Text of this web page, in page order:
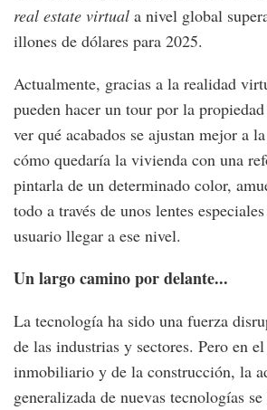
real estate virtual a nivel global
illones de dólares para 2025.
Actualmente, gracias a la realidad
pueden hacer un tour por la
ver qué acabados se ajustan mejor a
cómo quedaría la vivienda con una
pintarla de un determinado color,
todo a través de unos lentes
usuario llegar a ese nivel.
Un largo camino por delante...
La tecnología ha sido una fuerza
de las industrias y sectores. Pero en
inmobiliario y de la construcción, la
generalizada de nuevas tecnologías